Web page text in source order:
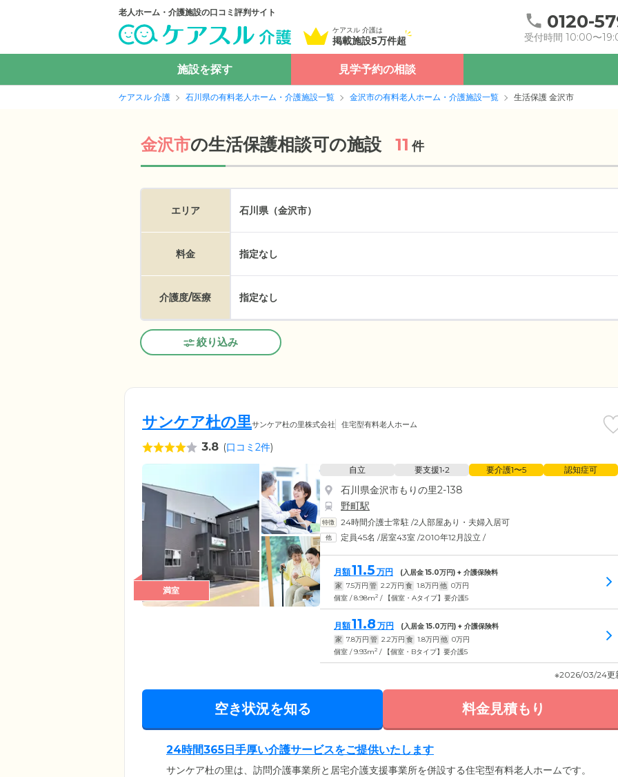
老人ホーム・介護施設の口コミ評判サイト
ケアスル 介護は
掲載施設5万件超
0120-
受付時間 10:00〜
施設を探す 見学予約の相談
ケアスル 介護 石川県の有料老人ホーム・介護施設一覧 金沢市の有料老人ホーム・介護施設一覧 生活保護 金沢市
金沢市の生活保護相談可の施設 11 件
エリア 石川県（金沢市）
料金 指定なし
介護度/医療 指定なし
絞り込み
サンケア杜の里サンケア杜の里株式会社 住宅型有料老人ホーム
3.8 (口コミ2件)
満室
自立 要支援1•2 要介護1〜5 認知症可
石川県金沢市もりの里2-138
野町駅
24時間介護士常駐 /2人部屋あり・夫婦入居可
定員45名 /居室43室 /2010年12月設立 /
月額11.5 万円 (入居金15.0万円) + 介護保険料
家 7.5万円 管 2.2万円 食 1.8万円 他 0万円
個室 / 8.98m2 / 【個室・Aタイプ】要介護5
月額11.8 万円 (入居金15.0万円) + 介護保険料
家 7.8万円 管 2.2万円 食 1.8万円 他 0万円
個室 / 9.93m2 / 【個室・Bタイプ】要介護5
※2026/03/24更
空き状況を知る 料金見積もり
24時間365日手厚い介護サービスをご提供いたします
サンケア杜の里は、訪問介護事業所と居宅介護支援事業所を併設する住宅型有料老人ホームです。